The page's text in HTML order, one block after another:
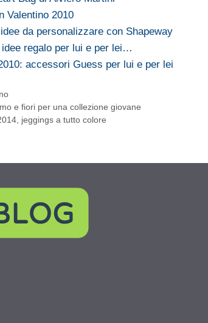
Valentino 2010
da personalizzare con Shapeway
idee regalo per lui e per lei…
accessori Guess per lui e per lei
e fiori per una collezione giovane
jeggings a tutto colore